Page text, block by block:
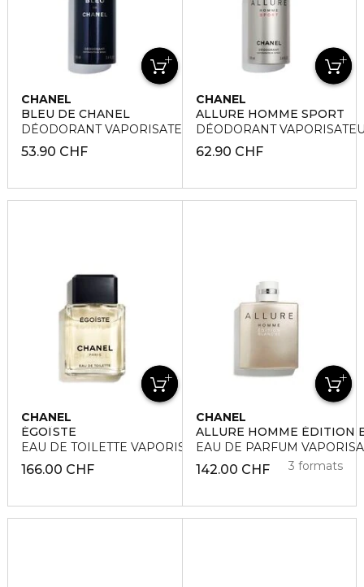
CHANEL
BLEU DE CHANEL
DÉODORANT VAPORISATEUR
53.90 CHF
CHANEL
ALLURE HOMME SPORT
DÉODORANT
62.90 CHF
CHANEL
ÉGOÏSTE
EAU DE TOILETTE VAPORISATEUR
166.00 CHF
CHANEL
ALLURE HOMME ÉDITION
EAU DE PARFUM
142.00 CHF 3 formats